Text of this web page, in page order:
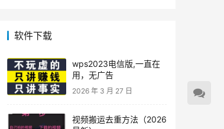
软件下载
wps2023电信版,一直在
用，无广告
2026 年 3 月 27 日
视频搬运去重方法（2026